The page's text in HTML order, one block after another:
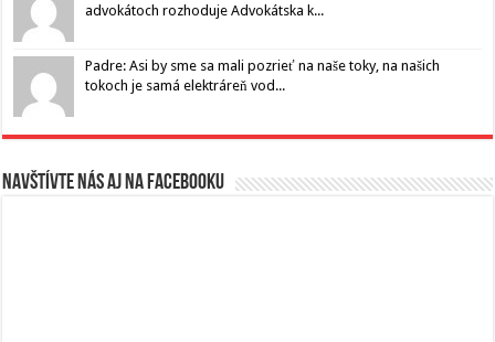
advokátoch rozhoduje Advokátska k...
Padre: Asi by sme sa mali pozrieť na naše toky, na našich
tokoch je samá elektráreň vod...
Navštívte nás aj na Facebooku